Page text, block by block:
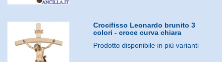
Crocifisso Leonardo brunito 3
colori - croce curva chiara
Prodotto disponibile in più varianti